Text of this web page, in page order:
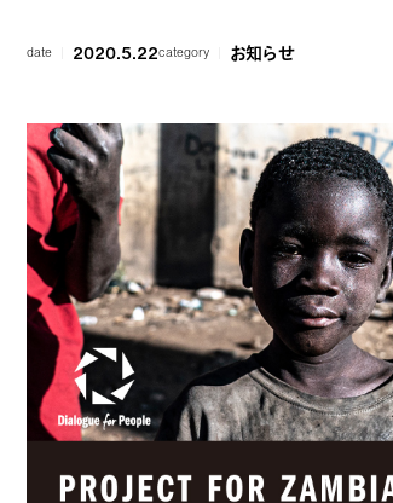
date 2020.5.22category お知らせ